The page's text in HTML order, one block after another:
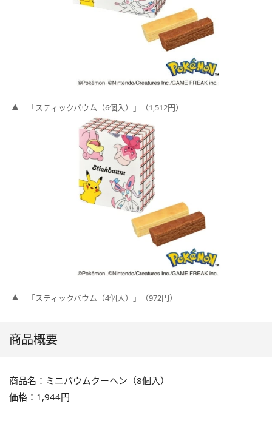
「スティックバウム（6個入）」（1,512円）
「スティックバウム（4個入）」（972円）
商品概要
商品名：ミニバウムクーヘン（8個入）
価格：1,944円